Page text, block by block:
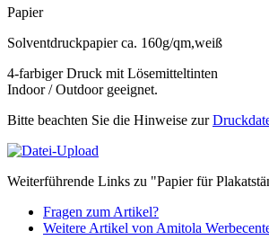
Papier
Solventdruckpapier ca. 160g/qm,weiß
4-farbiger Druck mit Lösemitteltinten
Indoor / Outdoor geeignet.
Bitte beachten Sie die Hinweise zur
Weiterführende Links zu "Papier für
Fragen zum Artikel?
Weitere Artikel von Amitola